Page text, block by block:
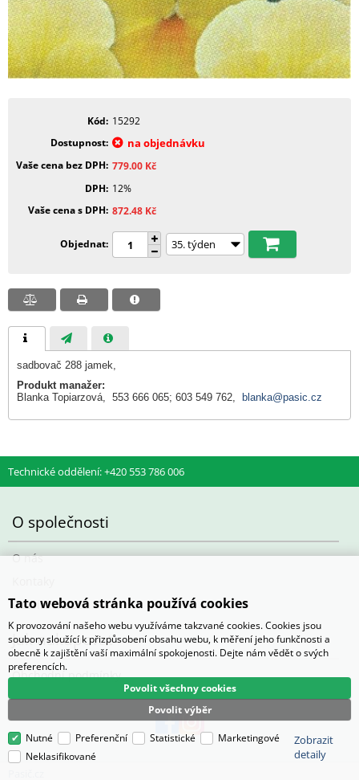
Kód 15292
Dostupnost
na objednávku
Vaše cena bez DPH 779.00 Kč
DPH 12%
Vaše cena s DPH 872.48 Kč
Objednat
sadbovač 288 jamek,
Produkt manažer:
Blanka Topiarzová, 553 666 065; 603 549 762,
blanka@pasic.cz
Technické oddělení: +420 553 786 006
O společnosti
O nás
Otevírací doba
Jak nakupovat
Obchodní podmínky
Tato webová stránka používá cookies
K provozování našeho webu využíváme takzvané cookies. Cookies jsou
soubory sloužící k přizpůsobení obsahu webu, k měření jeho funkčnosti a
obecně k zajištění vaší maximální spokojenosti. Dejte nám vědět o svých
preferencích.
Povolit výběr
Povolit všechny cookies
Nutné Preferenční Statistické
Marketingové
Neklasifikované
Zobrazit
detaily